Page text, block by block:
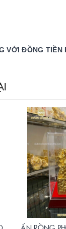
VỚI ĐỒNG TIỀN